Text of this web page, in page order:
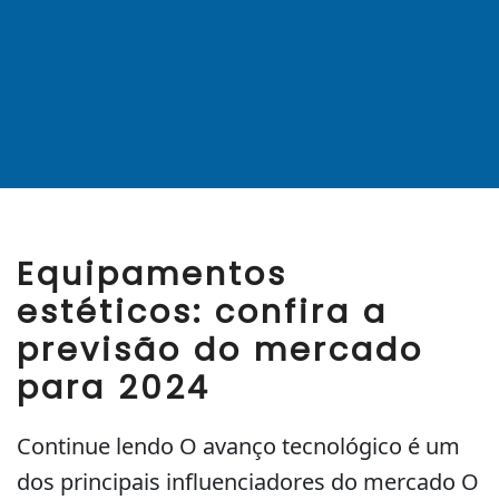
Equipamentos
estéticos: confira a
previsão do mercado
para 2024
Continue lendo O avanço tecnológico é um
dos principais influenciadores do mercado O